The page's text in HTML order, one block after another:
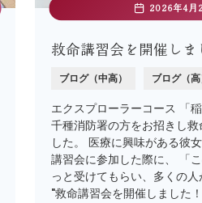
2026年4月
救命講習会を開催しま
ブログ（中高） ブログ（高
エクスプローラーコース 「稲
千種消防署の方をお招きし
した。 医療に興味がある彼
講習会に参加した際に、 「
っと受けてもらい、多くの
"救命講習会を開催しました